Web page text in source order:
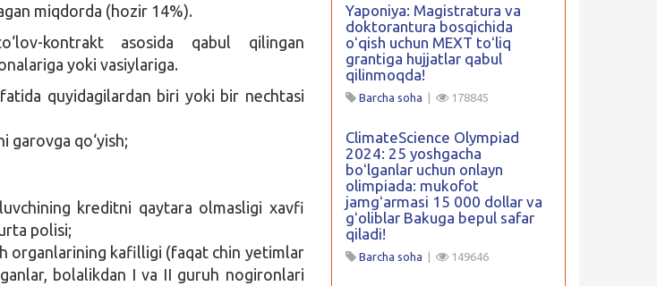
miqdorda (hozir 14%).
kontrakt asosida qabul qilingan
yoki vasiylariga.
quyidagilardan biri yoki bir nechtasi
garovga qo‘yish;
kreditni qaytara olmasligi xavfi
polisi;
organlarining kafilligi (faqat chin yetimlar
bolalikdan I va II guruh nogironlari
Yaponiya: Magistratura va
doktorantura bosqichida
oʻqish uchun MEXT toʻliq
grantiga hujjatlar qabul
qilinmoqda!
Barcha soha 178845
ClimateScience Olympiad
2024: 25 yoshgacha
boʻlganlar uchun onlayn
olimpiada: mukofot
jamgʻarmasi 15 000 dollar va
gʻoliblar Bakuga bepul safar
qiladi!
Barcha soha 149646